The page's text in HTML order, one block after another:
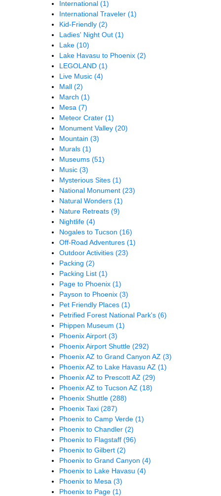
International (1)
International Traveler (1)
Kid-Friendly (2)
Ladies' Night Out (1)
Lake (10)
Lake Havasu to Phoenix (2)
LEGOLAND (1)
Live Music (4)
Mall (2)
March (1)
Mesa (7)
Meteor Crater (1)
Monument Valley (20)
Mountain (3)
Murals (1)
Museums (51)
Music (3)
Mysterious Sites (1)
National Monument (23)
Natural Wonders (1)
Nature Retreats (9)
Nightlife (4)
Nogales to Tucson (16)
Off-Road Adventures (1)
Outdoor Activities (23)
Packing (2)
Packing List (1)
Page to Phoenix (1)
Payson to Phoenix (3)
Pet Friendly Places (1)
Petrified Forest National Park's (6)
Phippen Museum (1)
Phoenix Airport (3)
Phoenix Airport Shuttle (292)
Phoenix AZ to Grand Canyon AZ (3)
Phoenix AZ to Lake Havasu AZ (1)
Phoenix AZ to Prescott AZ (29)
Phoenix AZ to Tucson AZ (18)
Phoenix Shuttle (288)
Phoenix Taxi (287)
Phoenix to Camp Verde (1)
Phoenix to Chandler (2)
Phoenix to Flagstaff (96)
Phoenix to Gilbert (2)
Phoenix to Grand Canyon (4)
Phoenix to Lake Havasu (4)
Phoenix to Mesa (3)
Phoenix to Page (1)